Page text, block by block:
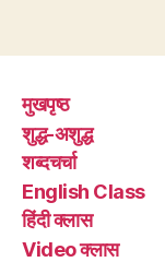
मुखपृष्ठ
शुद्ध-अशुद्ध
शब्दचर्चा
English Class
हिंदी क्लास
Video क्लास